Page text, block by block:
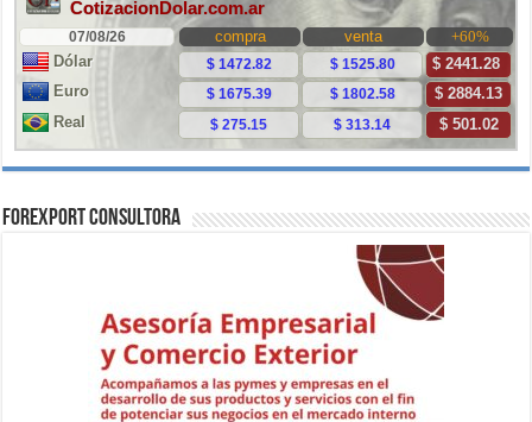
ForExport Consultora